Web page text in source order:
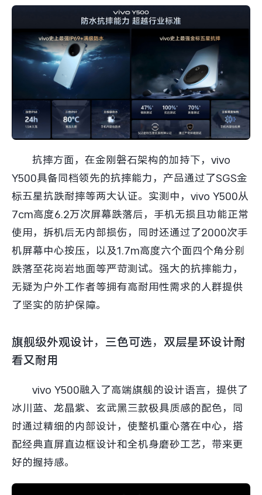
抗摔方面，在金刚磐石架构的加持下，vivo
Y500具备同档领先的抗摔能力，产品通过了SGS金
标五星抗跌耐摔等两大认证。实测中，vivo Y500从
7cm高度6.2万次屏幕跌落后，手机无损且功能正常
使用，拆机后无内部损伤，同时还通过了2000次手
机屏幕中心按压，以及1.7m高度六个面四个角分别
跌落至花岗岩地面等严苛测试。强大的抗摔能力，
无疑为户外工作者等拥有高耐用性需求的人群提供
了坚实的防护保障。
旗舰级外观设计，三色可选，双层星环设计耐
看又耐用
vivo Y500融入了高端旗舰的设计语言，提供了
冰川蓝、龙晶紫、玄武黑三款极具质感的配色，同
时通过精细的内部设计，使整机重心落在中心，搭
配经典直屏直边框设计和全机身磨砂工艺，带来更
好的握持感。